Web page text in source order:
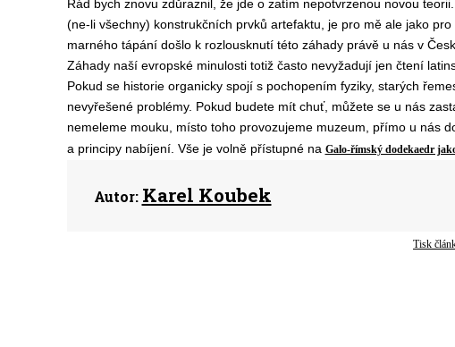
Rád bych znovu zdůraznil, že jde o zatím nepotvrzenou novou
(ne-li všechny) konstrukčních prvků artefaktu, je pro mě ale jako
marného tápání došlo k rozlousknutí této záhady právě u nás v
Záhady naší evropské minulosti totiž často nevyžadují jen čtení
Pokud se historie organicky spojí s pochopením fyziky, starých
nevyřešené problémy. Pokud budete mít chuť, můžete se u nás
nemeleme mouku, místo toho provozujeme muzeum, přímo u nás
a principy nabíjení. Vše je volně přístupné na Galo-římský dodekaedr
Autor: Karel Koubek
Tisk